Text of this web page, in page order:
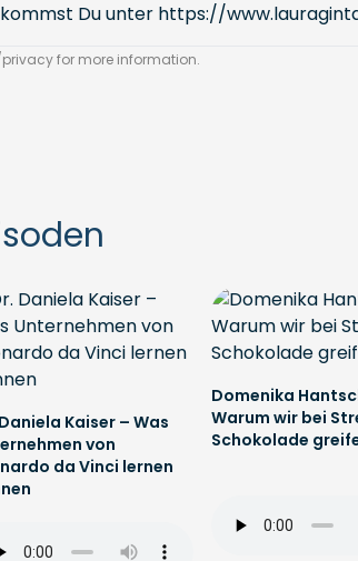
Du unter https://
for more information.
Kaiser – Was
von
da Vinci lernen
Domenika
Warum wir bei
Schokolade